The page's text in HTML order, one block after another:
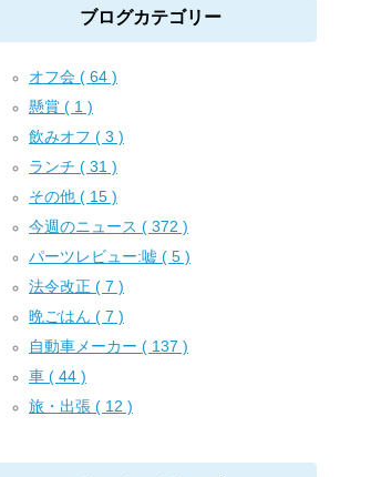
ブログカテゴリー
オフ会 ( 64 )
懸賞 ( 1 )
飲みオフ ( 3 )
ランチ ( 31 )
その他 ( 15 )
今週のニュース ( 372 )
パーツレビュー:嘘 ( 5 )
法令改正 ( 7 )
晩ごはん ( 7 )
自動車メーカー ( 137 )
車 ( 44 )
旅・出張 ( 12 )